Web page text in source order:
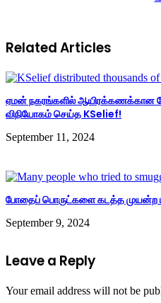
Related Articles
ஏமன் நகரங்களில் ஆயிரக்கணக்கான
விநியோகம் செய்த KSelief!
September 11, 2024
போதைப் பொருட்களை கடத்த முயன்ற
September 9, 2024
Leave a Reply
Your email address will not be